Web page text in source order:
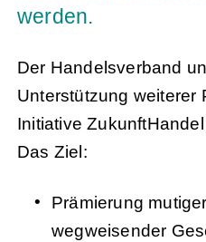
werden.
Der Handelsverband
Unterstützung weiterer
Initiative
Das Ziel:
Prämierung
wegweisender